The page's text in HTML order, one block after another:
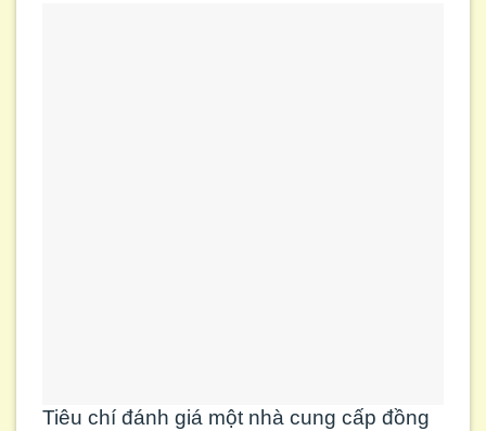
Tiêu chí đánh giá một nhà cung cấp đồng